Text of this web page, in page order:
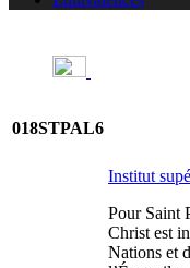
018STPAL6
Institut
Pour Saint
Christ est
Nations et